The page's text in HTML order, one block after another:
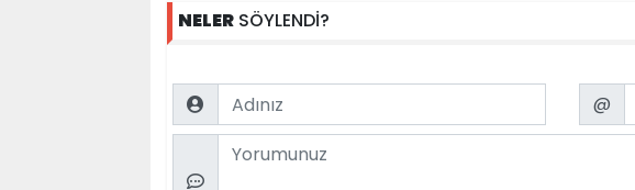
NELERSÖYLENDİ?
Name Email
@
Comment